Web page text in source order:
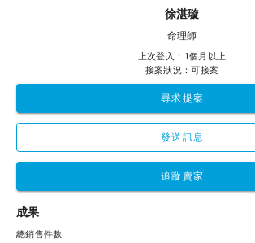
徐湛璇
命理師
上次登入：1個月以上
接案狀況：可接案
尋求提案
發送訊息
追蹤賣家
成果
總銷售件數